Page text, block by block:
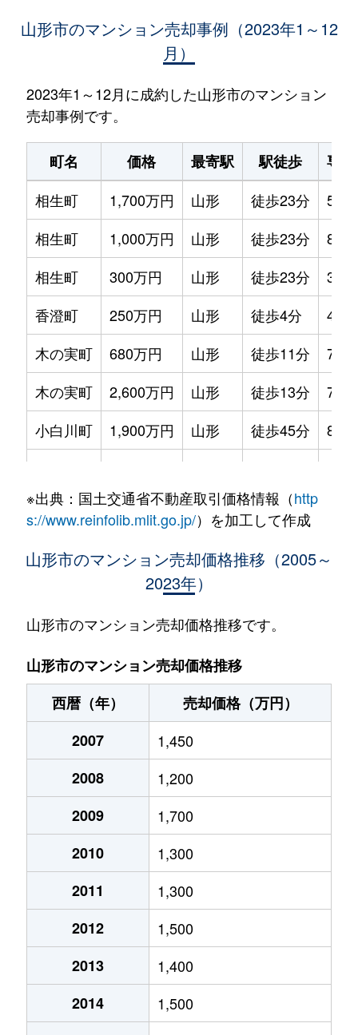
山形市のマンション売却事例（2023年1～12
月）
2023年1～12月に成約した山形市のマンション
売却事例です。
町名 価格 最寄駅 駅徒歩
専
相生町
1,700万円 山形 徒歩23分
相生町
1,000万円 山形 徒歩23分
相生町
300万円 山形 徒歩23分
香澄町
250万円 山形 徒歩4分
木の実町
680万円 山形 徒歩11分
木の実町
2,600万円 山形 徒歩13分
小白川町
1,900万円 山形 徒歩45分
桜田東
600万円 山形 徒歩45分
2,000万円 山形
十日町
3,400万円 山形 徒歩10分
十日町
2,500万円 山形
十日町
830万円 山形 徒歩8分
十日町
1,500万円 山形
十日町
1,300万円 山形
十日町
1,200万円 山形
十日町
1,400万円 山形
旅篭町
3,000万円 山形
東原町
350万円 山形
3,300万円 山形
2,800万円 山形
※出典：国土交通省不動産取引価格情報（http
s://www.reinfolib.mlit.go.jp/）を加工して作成
山形市のマンション売却価格推移（2005～
2023年）
山形市のマンション売却価格推移です。
山形市のマンション売却価格推移
西暦（年）
売却価格（万円）
2007
1,450
2008
1,200
2009
1,700
2010
1,300
2011
1,300
2012
1,500
2013
1,400
2014
1,500